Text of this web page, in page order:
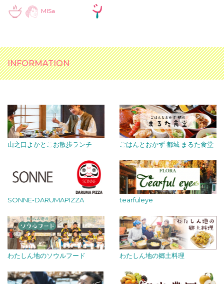
MISa
INFORMATION
山之口よかとこお散歩ランチ ごはんとおかず 都城 まるた食堂
SONNE-DARUMAPIZZA tearfuleye
わたしん地のソウルフード わたしん地の郷土料理